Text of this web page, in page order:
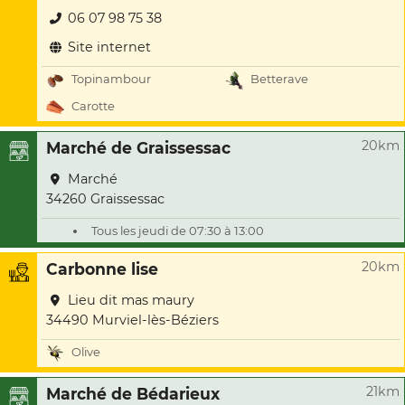
06 07 98 75 38
Site internet
Topinambour
Betterave
Carotte
Marché de Graissessac 20km
Marché
34260 Graissessac
Tous les jeudi de 07:30 à 13:00
Carbonne lise 20km
Lieu dit mas maury
34490 Murviel-lès-Béziers
Olive
Marché de Bédarieux 21km